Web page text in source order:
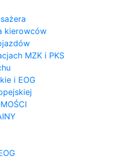
kierowców
MZK i PKS
i EOG